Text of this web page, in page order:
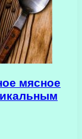
мясное